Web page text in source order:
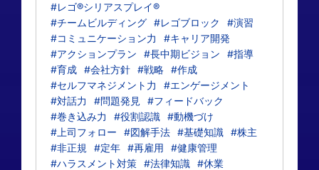
#レゴ®シリアスプレイ®
#チームビルディング #レゴブロック
#演習
#コミュニケーション力
#キャリア開発
#アクションプラン
#長中期ビジョン
#指導
#育成 #会社方針 #戦略 #作成
#セルフマネジメント力
#エンゲージメント
#対話力
#問題発見
#フィードバック
#巻き込み力
#役割認識 #動機づけ
#上司フォロー
#図解手法 #基礎知識 #株主
#非正規
#定年 #再雇用
#健康管理
#ハラスメント対策 #法律知識 #休業